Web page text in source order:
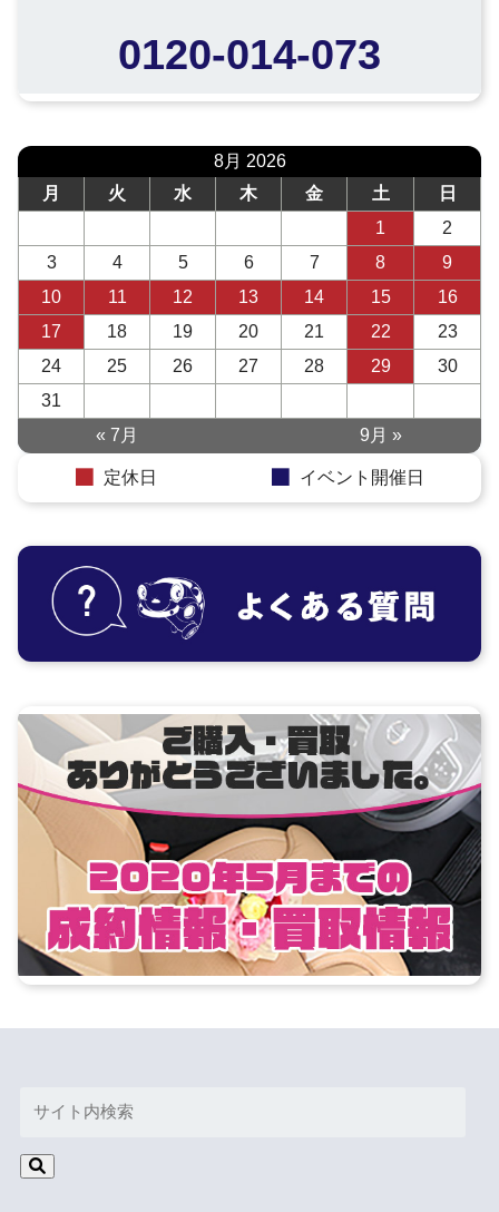
0120-014-073
8月 2026
月
火 水 木 金 土
日
1
2
3
4 5 6 7 8
9
10
11 12 13 14 15
16
17
18 19 20 21 22
23
24
25 26 27 28 29
30
31
« 7月
9月 »
定休日 イベント開催日